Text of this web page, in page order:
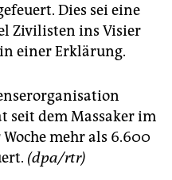
Dies sei eine
Zivilisten ins Visier
einer Erklärung.
seit dem Massaker im
mehr als 6.600
(dpa/rtr)